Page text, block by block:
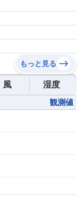
もっと見る
風 湿度
観測値